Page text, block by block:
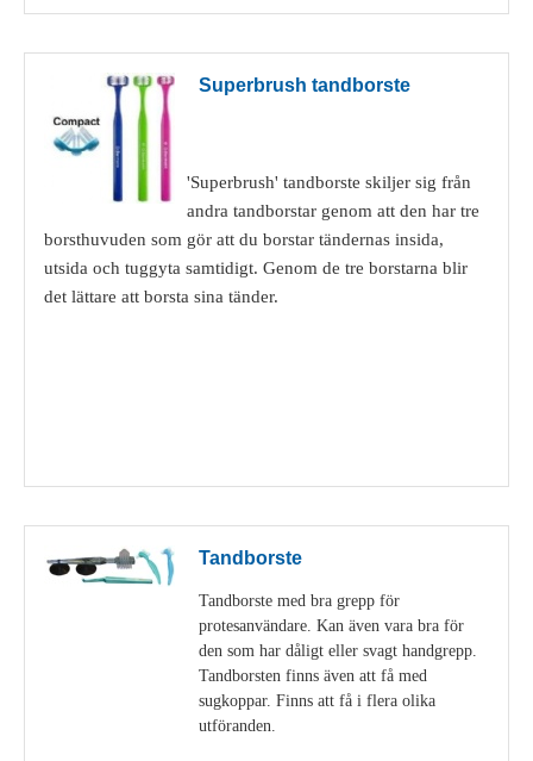
Superbrush tandborste
'Superbrush' tandborste skiljer sig från
andra tandborstar genom att den har tre
borsthuvuden som gör att du borstar tändernas insida,
utsida och tuggyta samtidigt. Genom de tre borstarna blir
det lättare att borsta sina tänder.
Tandborste
Tandborste med bra grepp för
protesanvändare. Kan även vara bra för
den som har dåligt eller svagt handgrepp.
Tandborsten finns även att få med
sugkoppar. Finns att få i flera olika
utföranden.